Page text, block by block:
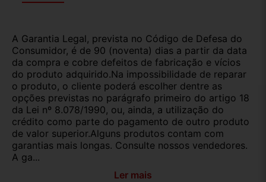
A Garantia Legal, prevista no Código de Defesa do
Consumidor, é de 90 (noventa) dias a partir da data
da compra e cobre defeitos de fabricação e vícios
do produto adquirido.Na impossibilidade de reparar
o produto, o cliente poderá escolher dentre as
opções previstas no parágrafo primeiro do artigo 18
da Lei nº 8.078/1990, ou, ainda, a utilização do
crédito como parte do pagamento de outro produto
de valor superior.Alguns produtos contam com
garantias mais longas. Consulte nossos vendedores.
A ga...
Ler mais